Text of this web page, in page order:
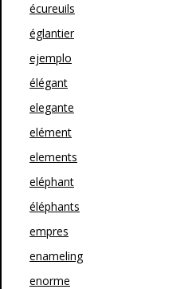
écureuils
églantier
ejemplo
élégant
elegante
elément
elements
eléphant
éléphants
empres
enameling
enorme